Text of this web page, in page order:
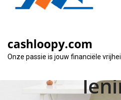
cashloopy.com
Onze passie is jouw financiële
Alles wat
weten
op een